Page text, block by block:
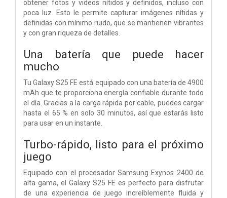
obtener fotos y videos nítidos y definidos, incluso con
poca luz. Esto le permite capturar imágenes nítidas y
definidas con mínimo ruido, que se mantienen vibrantes
y con gran riqueza de detalles.
Una batería que puede hacer
mucho
Tu Galaxy S25 FE está equipado con una batería de 4900
mAh que te proporciona energía confiable durante todo
el día. Gracias a la carga rápida por cable, puedes cargar
hasta el 65 % en solo 30 minutos, así que estarás listo
para usar en un instante.
Turbo-rápido, listo para el próximo
juego
Equipado con el procesador Samsung Exynos 2400 de
alta gama, el Galaxy S25 FE es perfecto para disfrutar
de una experiencia de juego increíblemente fluida y